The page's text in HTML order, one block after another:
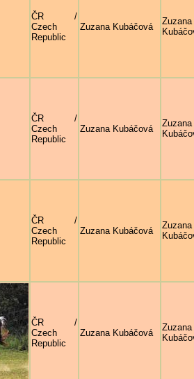
ČR /
Czech
Republic
Zuzana Kubáčová
Zuzana
ČR /
Czech
Republic
Zuzana Kubáčová
Zuzana
ČR /
Czech
Republic
Zuzana Kubáčová
Zuzana
ČR /
Czech
Republic
Zuzana Kubáčová
Zuzana